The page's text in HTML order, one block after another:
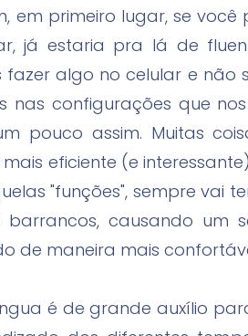
em primeiro lugar, se
já estaria pra lá de
algo no celular e não
nas configurações que
pouco assim. Muitas
eficiente (e
"funções", sempre vai
causando um
de maneira mais
é de grande auxílio